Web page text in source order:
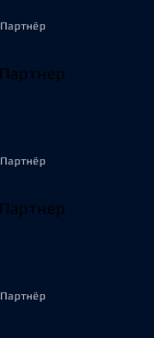
Партнёр
Партнёр
Партнёр